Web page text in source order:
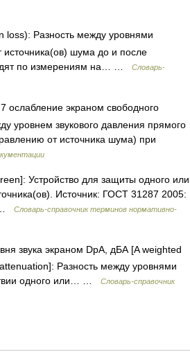
Разность между уровнями
источника(ов) шума до и после
по измерениям на… …
Словарь-
ослабление экраном свободного
уровнем звукового давления прямого
от источника шума) при
Устройство для защиты одного или
Источник: ГОСТ 31287 2005:
…
Словарь-справочник терминов нормативно-
звука экраном DpA, дБА [A weighted
Разность между уровнями
одного или… …
Словарь-справочник